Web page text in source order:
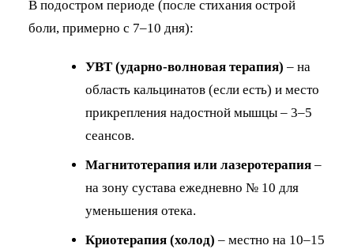
В подостром периоде (после стихания острой
боли, примерно с 7–10 дня):
УВТ (ударно-волновая терапия) – на
область кальцинатов (если есть) и место
прикрепления надостной мышцы – 3–5
сеансов.
Магнитотерапия или лазеротерапия –
на зону сустава ежедневно № 10 для
уменьшения отека.
Криотерапия (холод) – местно на 10–15